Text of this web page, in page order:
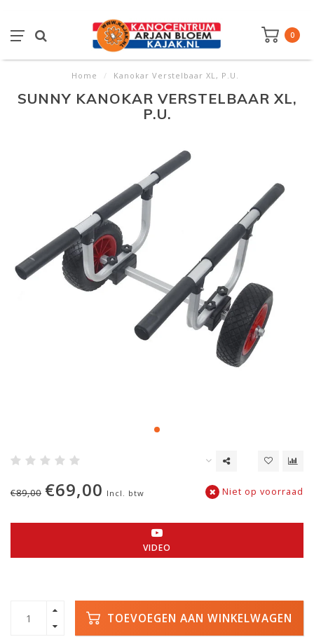
0
Home / Kanokar Verstelbaar XL, P.U.
SUNNY KANOKAR VERSTELBAAR XL,
P.U.
€89,00 €69,00 Incl. btw Niet op voorraad
VIDEO
TOEVOEGEN AAN WINKELWAGEN